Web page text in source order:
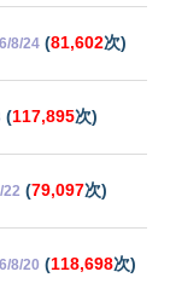
8/24 (81,602次)
(117,895次)
22 (79,097次)
8/20 (118,698次)